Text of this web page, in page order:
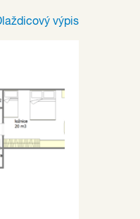
výpis